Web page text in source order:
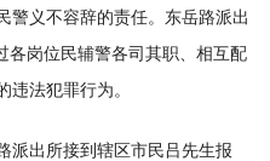
警义不容辞的责任。东岳路派出
各岗位民辅警各司其职、相互配
违法犯罪行为。
派出所接到辖区市民吕先生报